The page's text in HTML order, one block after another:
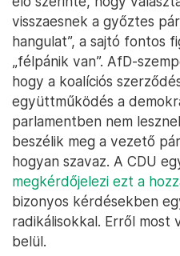
visszaesnek a győztes
hangulat”, a sajtó fontos
„félpánik van”. AfD-
hogy a koalíciós
együttműködés a
parlamentben nem
beszélik meg a vezető
hogyan szavaz. A CDU
megkérdőjelezi ezt a
bizonyos kérdésekben
radikálisokkal. Erről most
belül.